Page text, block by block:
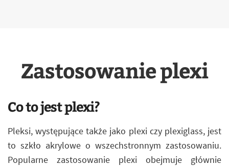
Zastosowanie plexi
Co to jest plexi?
Pleksi, występujące także jako plexi czy plexiglass, jest
to szkło akrylowe o wszechstronnym zastosowaniu.
Popularne zastosowanie plexi obejmuje głównie